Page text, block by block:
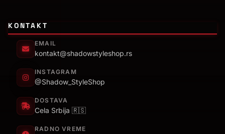
KONTAKT
EMAIL
kontakt@shadowstyleshop.rs
INSTAGRAM
@Shadow_StyleShop
DOSTAVA
Cela Srbija 🇷🇸
RADNO VREME